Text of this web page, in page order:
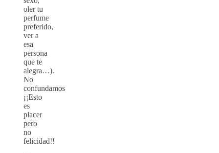
oler tu
perfume
preferido,
ver a
esa
persona
que te
alegra…).
No
confundamos
¡¡Esto
es
placer
pero
no
felicidad!!